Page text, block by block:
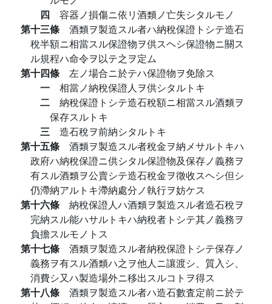
四 容器ノ損傷ニ依リ酒類ノ亡失シタルモノ
第十三條 酒類ヲ製造スル者ハ納稅保證トシテ造石
稅半額ニ相當スル保證物ヲ供スヘシ保證物ニ關ス
ル規程ハ命令ヲ以テ之ヲ定ム
第十四條 左ノ場合ニ於テハ保證物ヲ免除ス
一 相當ノ納稅保證人ヲ供シタルトキ
二 納稅保證トシテ造石稅額ニ相當スル酒類ヲ
保存スルトキ
三 造石稅ヲ前納シタルトキ
第十五條 酒類ヲ製造スル者稅金ヲ納メサルトキハ
政府ハ納稅保證ニ供シタル保證物及保存ノ義務ヲ
有スル酒類ヲ公賣シテ造石稅金ヲ徵收スヘシ但シ
仍滯納アルトキ滯納處分ノ執行ヲ妨ケス
第十六條 納稅保證人ハ酒類ヲ製造スル者造石稅ヲ
完納スル能ハサルトキハ納稅者トシテ其ノ義務ヲ
負擔スルモノトス
第十七條 酒類ヲ製造スル者納稅保證トシテ保存ノ
義務ヲ有スル酒類ハ之ヲ他人ニ讓渡シ、質入シ、
消費シ又ハ製造場外ニ移出スルコトヲ得ス
第十八條 酒類ヲ製造スル者ハ造石數査定前ニ於テ